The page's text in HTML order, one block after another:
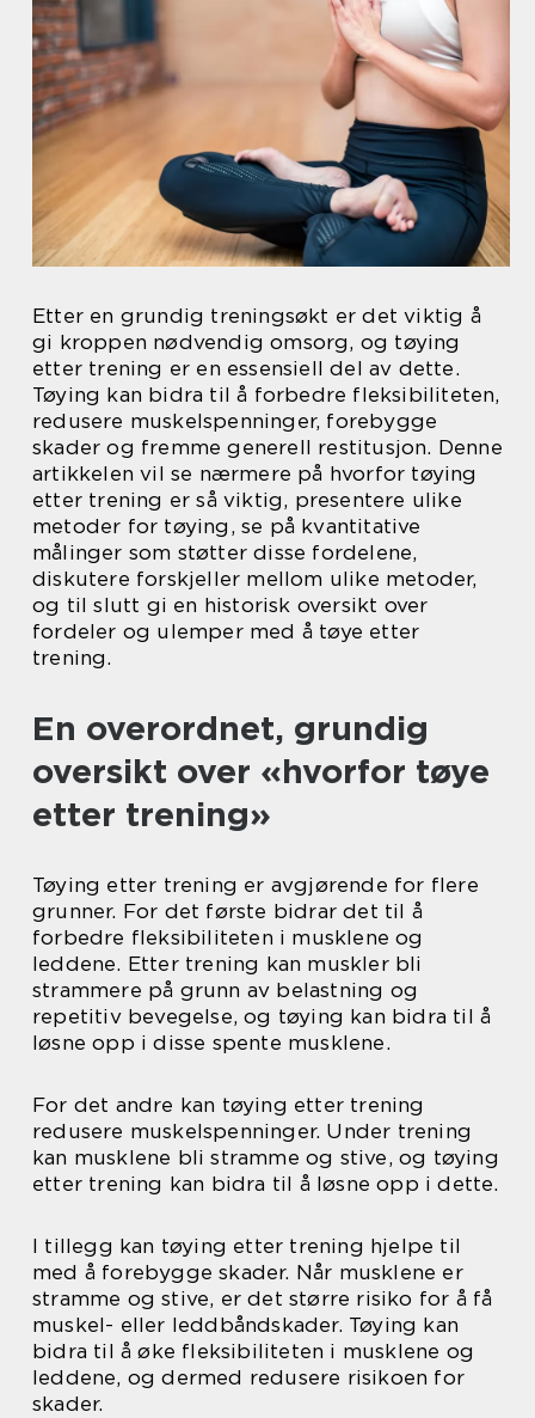
Etter en grundig treningsøkt er det viktig å
gi kroppen nødvendig omsorg, og tøying
etter trening er en essensiell del av dette.
Tøying kan bidra til å forbedre fleksibiliteten,
redusere muskelspenninger, forebygge
skader og fremme generell restitusjon. Denne
artikkelen vil se nærmere på hvorfor tøying
etter trening er så viktig, presentere ulike
metoder for tøying, se på kvantitative
målinger som støtter disse fordelene,
diskutere forskjeller mellom ulike metoder,
og til slutt gi en historisk oversikt over
fordeler og ulemper med å tøye etter
trening.
En overordnet, grundig
oversikt over «hvorfor tøye
etter trening»
Tøying etter trening er avgjørende for flere
grunner. For det første bidrar det til å
forbedre fleksibiliteten i musklene og
leddene. Etter trening kan muskler bli
strammere på grunn av belastning og
repetitiv bevegelse, og tøying kan bidra til å
løsne opp i disse spente musklene.
For det andre kan tøying etter trening
redusere muskelspenninger. Under trening
kan musklene bli stramme og stive, og tøying
etter trening kan bidra til å løsne opp i dette.
I tillegg kan tøying etter trening hjelpe til
med å forebygge skader. Når musklene er
stramme og stive, er det større risiko for å få
muskel- eller leddbåndskader. Tøying kan
bidra til å øke fleksibiliteten i musklene og
leddene, og dermed redusere risikoen for
skader.